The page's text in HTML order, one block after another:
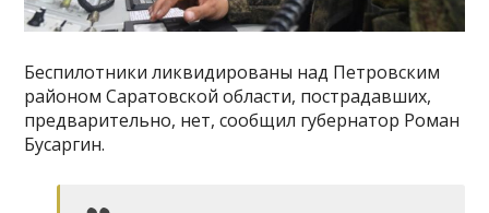
Беспилотники ликвидированы над Петровским
районом Саратовской области, пострадавших,
предварительно, нет, сообщил губернатор Роман
Бусаргин.